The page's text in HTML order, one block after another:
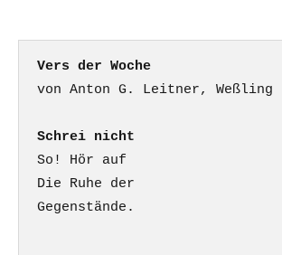
Vers der Woche
Schrei nicht
So! Hör auf
Die Ruhe der
Gegenstände.